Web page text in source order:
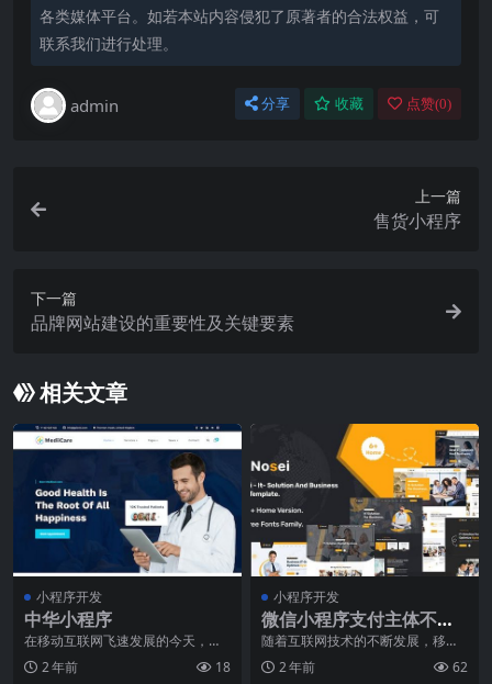
各类媒体平台。如若本站内容侵犯了原著者的合法权益，可
联系我们进行处理。
admin 分享 收藏 点赞(0)
上一篇
售货小程序
下一篇
品牌网站建设的重要性及关键要素
相关文章
小程序开发
中华小程序
在移动互联网飞速发展的今天，作
为一种全新的应用形式，小程序正
逐渐受到人们的关注和
2 年前 18
小程序开发
微信小程序支付主体不一
致
随着互联网技术的不断发展，移动
支付已经成为人们生活中不可或缺
的一部分。微信作为中
2 年前 62